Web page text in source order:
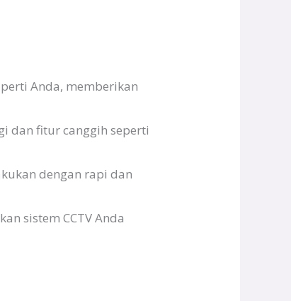
Anda, memberikan
dan fitur canggih seperti
dengan rapi dan
sistem CCTV Anda